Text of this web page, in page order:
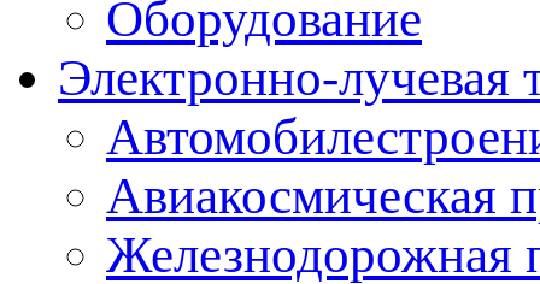
Оборудование
Электронно-лучевая
Авиакосмическая
Железнодорожная